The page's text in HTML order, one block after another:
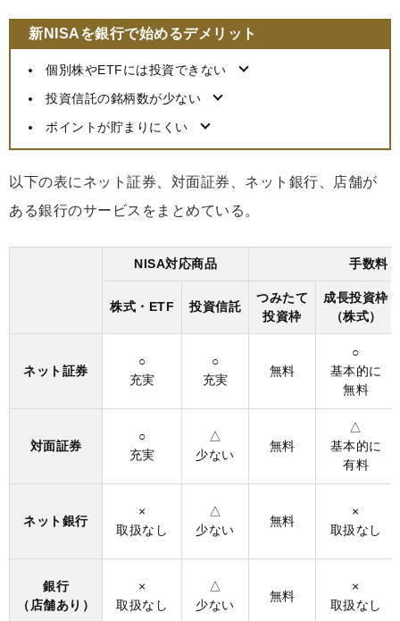
新NISAを銀行で始めるデメリット
個別株やETFには投資できない
投資信託の銘柄数が少ない
ポイントが貯まりにくい
以下の表にネット証券、対面証券、ネット銀行、店舗が
ある銀行のサービスをまとめている。
NISA対応商品 手数料
株式・ETF 投資信託
つみたて
投資枠
成長投資枠
（株式）
ネット証券
○
充実
○
充実
無料
○
基本的に
無料
対面証券
○
充実
△
少ない
無料
△
基本的に
有料
ネット銀行
×
取扱なし
△
少ない
無料
×
取扱なし
銀行
（店舗あり）
×
取扱なし
△
少ない
無料
×
取扱なし